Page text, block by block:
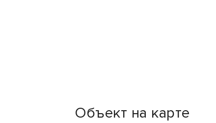
Объект на карте